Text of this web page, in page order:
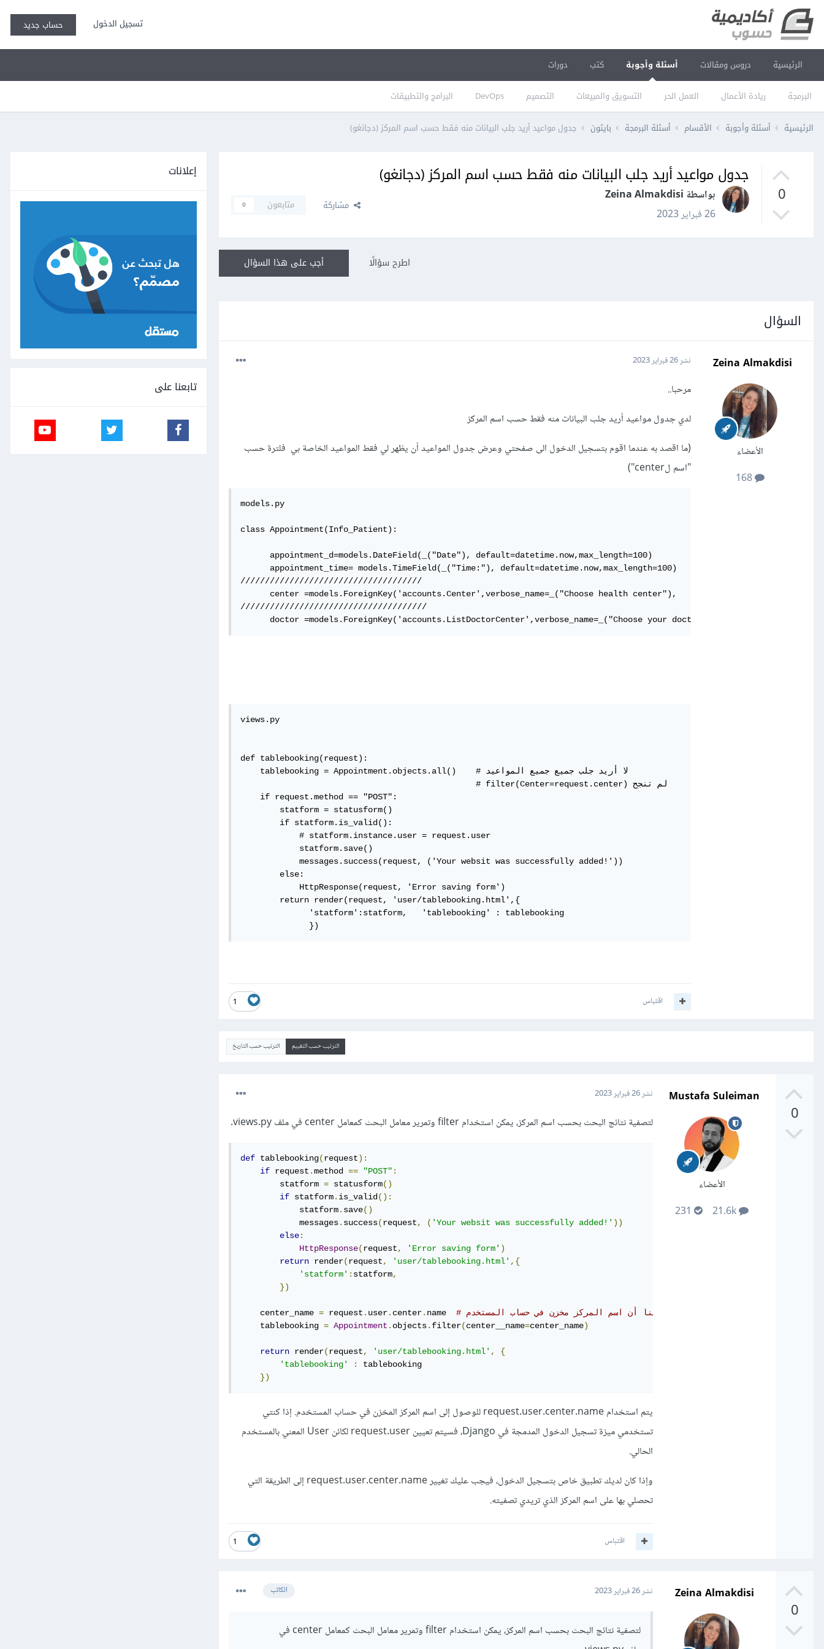
تسجيل الدخول حساب جديد
الرئيسية دروس ومقالات أسئلة وأجوبة
البرمجة ريادة الأعمال العمل الحر التسويق والمبيعات التصميم DevOps البرامج والتطبيقات
كتب دورات
الرئيسية أسئلة وأجوبة الأقسام أسئلة البرمجة بايثون جدول مواعيد أريد جلب البيانات منه فقط حسب اسم المركز (دجانغو)
0
جدول مواعيد أريد جلب البيانات منه فقط حسب اسم المركز (دجانغو)
بواسطة Zeina Almakdisi
26 فبراير 2023
مشاركة متابعون 0
أجب على هذا السؤال اطرح سؤالًا
السؤال
Zeina Almakdisi
الأعضاء
168
نشر26 فبراير 2023
مرحبا..
لدي جدول مواعيد أريد جلب البيانات منه فقط حسب اسم المركز
(ما اقصد به عندما اقوم بتسجيل الدخول الى صفحتي وعرض جدول المواعيد أن يظهر لي فقط المواعيد الخاصة بي فلترة حسب
"اسم لcenter")
models.py
class Appointment(Info_Patient):
      appointment_d=models.DateField(_("Date"), default=datetime.now,max_length=100)
      appointment_time= models.TimeField(_("Time:"), default=datetime.now,max_length=100)
/////////////////////////////////////
center =models.ForeignKey('accounts.Center',verbose_name=_("Choose health center"),   on_delete=models.CASCADE,
//////////////////////////////////////
views.py
def tablebooking(request):
    tablebooking = Appointment.objects.all()    # لا أريد جلب جميع جميع المواعيد
                                                # filter(Center=request.center) لم تنجح
    if request.method == "POST":
        statform = statusform()
        if statform.is_valid():
            # statform.instance.user = request.user
            statform.save()
            messages.success(request, ('Your websit was successfully added!'))
        else:
            HttpResponse(request, 'Error saving form')
        return render(request, 'user/tablebooking.html',{
              'statform':statform,   'tablebooking' : tablebooking
              })
1 اقتباس
الترتيب حسب التقييم الترتيب حسب التاريخ
0
Mustafa Suleiman
الأعضاء
نشر26 فبراير 2023
لتصفية نتائج البحث بحسب اسم المركز، يمكن استخدام filter وتمرير معامل البحث كمعامل center في ملف views.py.
def tablebooking(request):
if request .method == "POST" :
        statform
= statusform()
if statform. is_valid ():
            statform
. save()
            messages
. success(request, ( 'Your websit was successfully added!' ))
else:
HttpResponse(request, 'Error saving form' )
return render(request, 'user/tablebooking.html' ,{
'statform' : statform,
})
    center_name
= request . user. center. name
# افترض هنا أن اسم المركز مخزن في حساب المستخدم
    tablebooking
= Appointment . objects. filter(center__name=center_name)
return render(request, 'user/tablebooking.html' ,
{
'tablebooking'
:
tablebooking
})
يتم استخدام request.user.center.name للوصول إلى اسم المركز المخزن في حساب المستخدم. إذا كنتي
تستخدمي ميزة تسجيل الدخول المدمجة في Django، فسيتم تعيين request.user لكائن User المعني بالمستخدم
الحالي.
وإذا كان لديك تطبيق خاص بتسجيل الدخول، فيجب عليك تغيير request.user.center.name إلى الطريقة التي
تحصلي بها على اسم المركز الذي تريدي تصفيته.
1 اقتباس
0
Zeina Almakdisi الكاتب نشر26 فبراير 2023
لتصفية نتائج البحث بحسب اسم المركز، يمكن استخدام filter وتمرير معامل البحث كمعامل center في
إعلانات
تابعنا على